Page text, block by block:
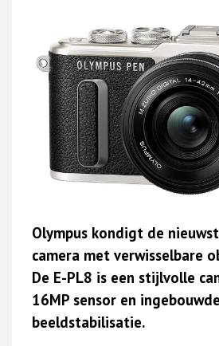
Olympus kondigt de
camera met verwisselbare
De E-PL8 is een stijlvolle
16MP sensor en ingebouwde
beeldstabilisatie.